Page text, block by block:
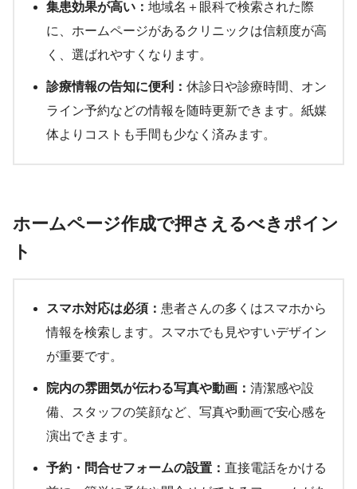
集患効果が高い： 地域名＋眼科で検索された際
に、ホームページがあるクリニックは信頼度が高
く、選ばれやすくなります。
診療情報の告知に便利： 休診日や診療時間、オン
ライン予約などの情報を随時更新できます。紙媒
体よりコストも手間も少なく済みます。
ホームページ作成で押さえるべきポイン
ト
スマホ対応は必須： 患者さんの多くはスマホから
情報を検索します。スマホでも見やすいデザイン
が重要です。
院内の雰囲気が伝わる写真や動画： 清潔感や設
備、スタッフの笑顔など、写真や動画で安心感を
演出できます。
予約・問合せフォームの設置： 直接電話をかける